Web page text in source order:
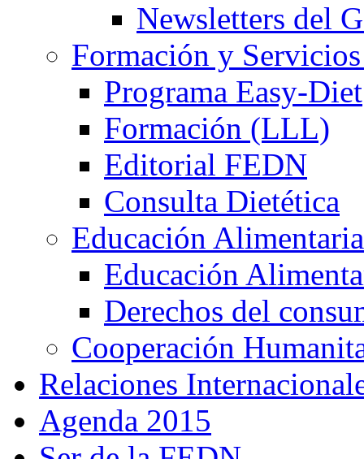
Newsletters del
Formación y
Programa Easy-Diet
Formación (LLL)
Editorial FEDN
Consulta Dietética
Educación Alimentaria
Educación
Derechos del
Cooperación
Relaciones
Agenda 2015